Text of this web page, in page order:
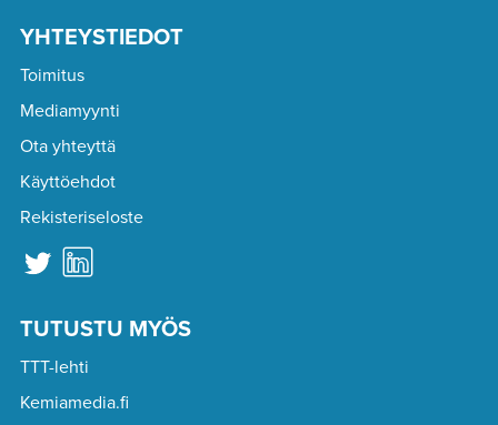
YHTEYSTIEDOT
Toimitus
Mediamyynti
Ota yhteyttä
Käyttöehdot
Rekisteriseloste
TUTUSTU MYÖS
TTT-lehti
Kemiamedia.fi